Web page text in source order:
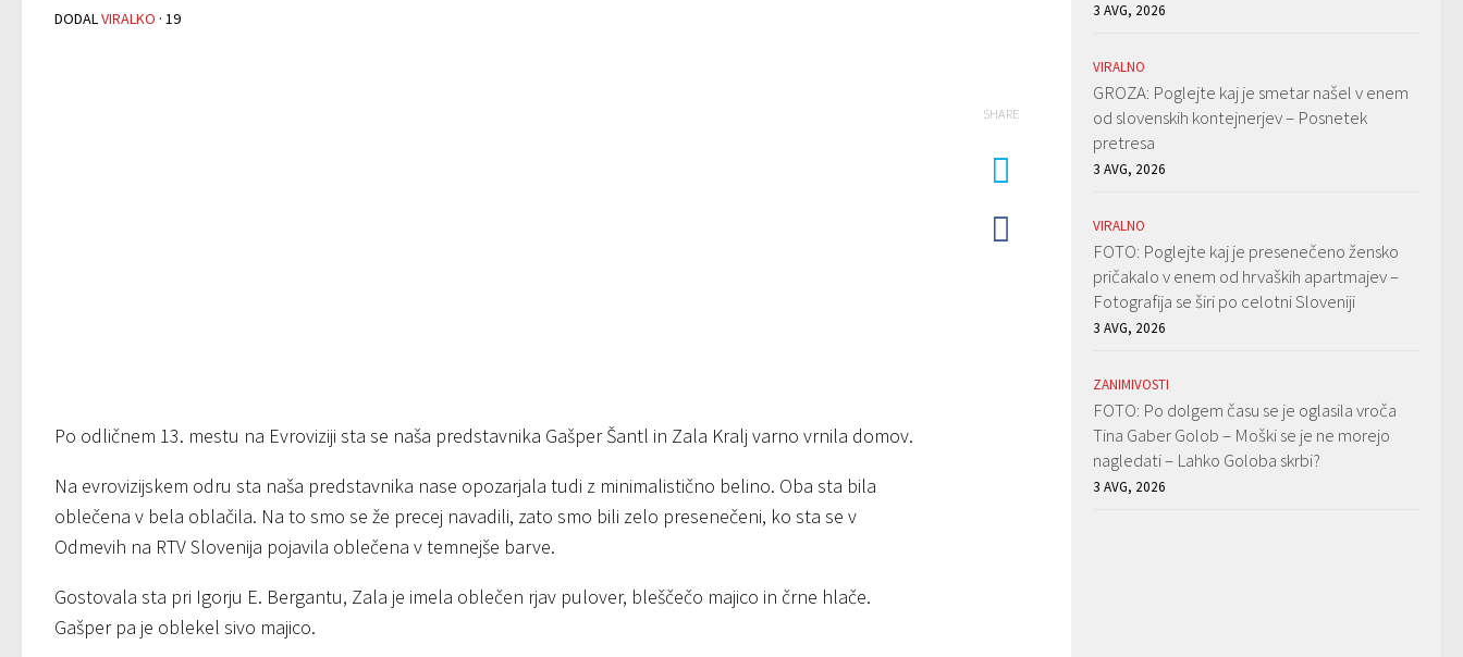
DODALVIRALKO · 19
Po odličnem 13. mestu na Evroviziji sta se naša predstavnika Gašper Šantl in Zala Kralj varno vrnila domov.
Na evrovizijskem odru sta naša predstavnika nase opozarjala tudi z minimalistično belino. Oba sta bila
oblečena v bela oblačila. Na to smo se že precej navadili, zato smo bili zelo presenečeni, ko sta se v
Odmevih na RTV Slovenija pojavila oblečena v temnejše barve.
Gostovala sta pri Igorju E. Bergantu, Zala je imela oblečen rjav pulover, bleščečo majico in črne hlače.
Gašper pa je oblekel sivo majico.
SHARE
3 AVG, 2026
VIRALNO
GROZA: Poglejte kaj je smetar našel v enem
od slovenskih kontejnerjev – Posnetek
pretresa
3 AVG, 2026
VIRALNO
FOTO: Poglejte kaj je presenečeno žensko
pričakalo v enem od hrvaških apartmajev –
Fotografija se širi po celotni Sloveniji
3 AVG, 2026
ZANIMIVOSTI
FOTO: Po dolgem času se je oglasila vroča
Tina Gaber Golob – Moški se je ne morejo
nagledati – Lahko Goloba skrbi?
3 AVG, 2026